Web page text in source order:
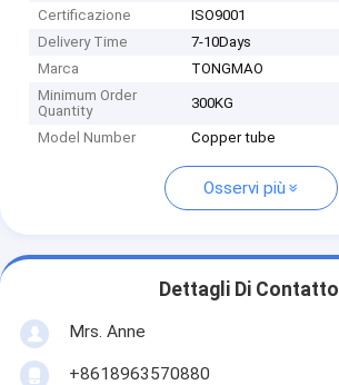
Certificazione
ISO9001
Delivery Time
7-10Days
Marca
TONGMAO
Minimum Order
Quantity
300KG
Model Number Copper tube
Osservi più
Dettagli Di Contatto
Mrs. Anne
+8618963570880